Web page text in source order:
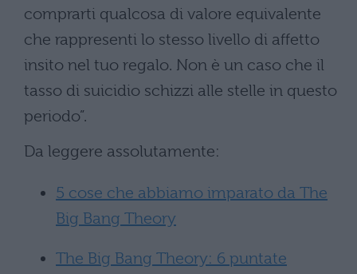
comprarti qualcosa di valore equivalente
che rappresenti lo stesso livello di affetto
insito nel tuo regalo. Non è un caso che il
tasso di suicidio schizzi alle stelle in questo
periodo”.
Da leggere assolutamente:
5 cose che abbiamo imparato da The
Big Bang Theory
The Big Bang Theory: 6 puntate